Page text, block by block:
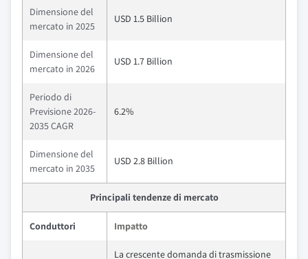
Dimensione del
mercato in 2025
USD 1.5 Billion
Dimensione del
mercato in 2026
USD 1.7 Billion
Periodo di
Previsione 2026-
2035 CAGR
6.2%
Dimensione del
mercato in 2035
USD 2.8 Billion
Principali tendenze di mercato
Conduttori Impatto
La crescente domanda di trasmissione